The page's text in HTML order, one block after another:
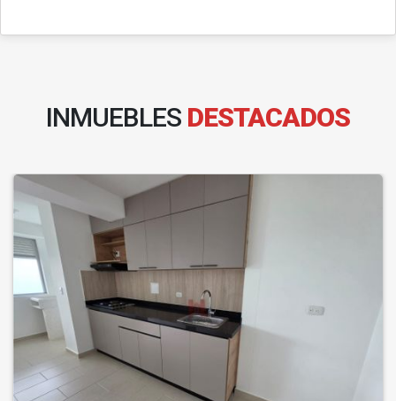
INMUEBLES DESTACADOS